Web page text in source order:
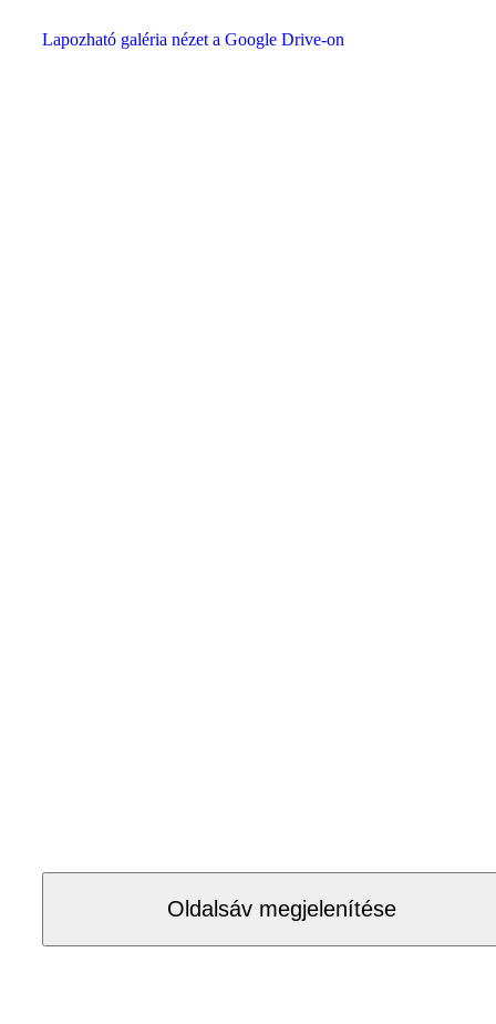
Lapozható galéria nézet a Google Drive-on
Oldalsáv megjelenítése